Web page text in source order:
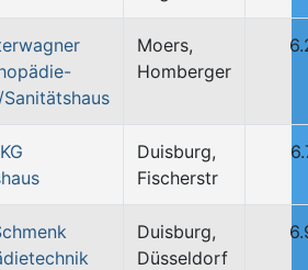
Moers,
Homberger
Duisburg,
Fischerstr
Duisburg,
Düsseldorf